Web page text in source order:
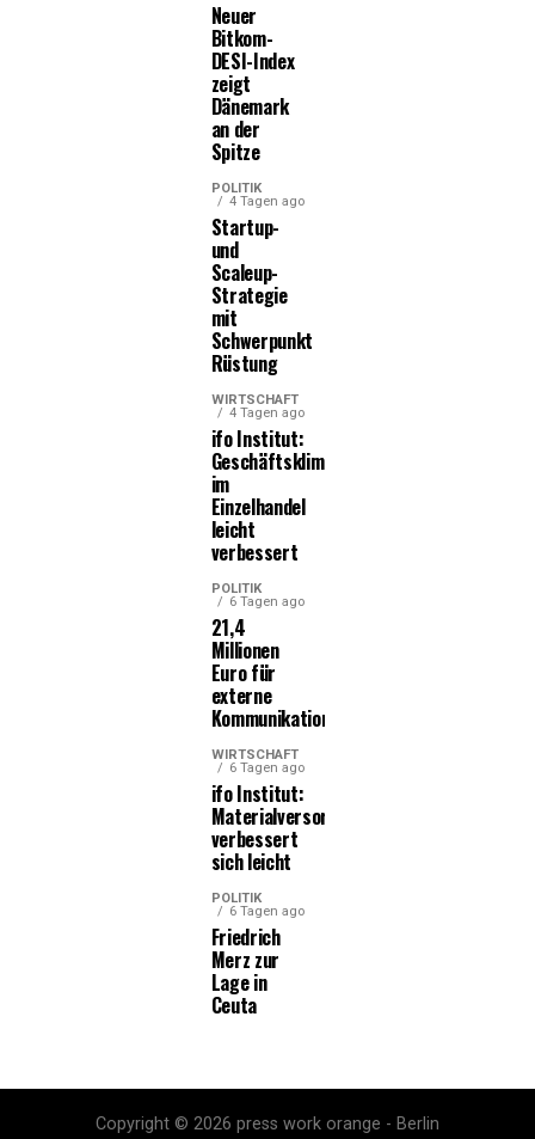
Neuer
Bitkom-
DESI-Index
zeigt
Dänemark
an der
Spitze
POLITIK
4 Tagen ago
Startup-
und
Scaleup-
Strategie
mit
Schwerpunkt
Rüstung
WIRTSCHAFT
4 Tagen ago
ifo Institut:
Geschäftsklima
im
Einzelhandel
leicht
verbessert
POLITIK
6 Tagen ago
21,4
Millionen
Euro für
externe
Kommunikationsleistungen
WIRTSCHAFT
6 Tagen ago
ifo Institut:
Materialversorgung
verbessert
sich leicht
POLITIK
6 Tagen ago
Friedrich
Merz zur
Lage in
Ceuta
Copyright © 2026 press work orange - Berlin